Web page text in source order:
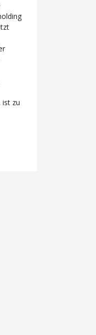
ist zu